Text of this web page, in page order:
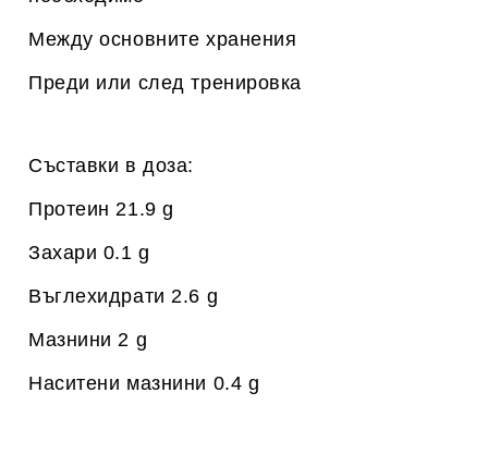
Между основните хранения
Преди или след тренировка
Съставки в доза:
Протеин 21.9 g
Захари 0.1 g
Въглехидрати 2.6 g
Мазнини 2 g
Наситени мазнини 0.4 g